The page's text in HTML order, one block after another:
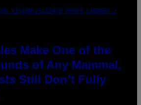
VISIONS/SCIENCE PHOTO LIBRARY /
Make One of the
of Any Mammal,
Still Don’t Fully